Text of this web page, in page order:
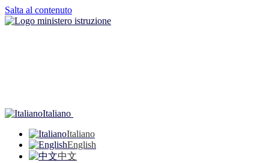
Salta al contenuto
Italiano
Italiano
English
中文